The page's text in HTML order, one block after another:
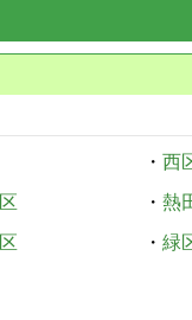
・ 西
・ 熱
・ 緑